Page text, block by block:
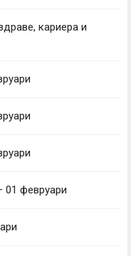
кариера и
01 февруари